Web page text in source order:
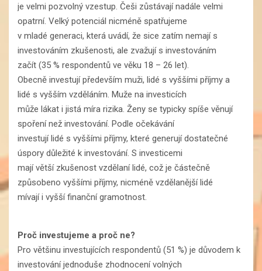
je velmi pozvolný vzestup. Češi zůstávají nadále velmi
opatrní. Velký potenciál nicméně spatřujeme
v mladé generaci, která uvádí, že sice zatím nemají s
investováním zkušenosti, ale zvažují s investováním
začít (35 % respondentů ve věku 18 – 26 let).
Obecně investují především muži, lidé s vyššími příjmy a
lidé s vyšším vzděláním. Muže na investicích
může lákat i jistá míra rizika. Ženy se typicky spíše věnují
spoření než investování. Podle očekávání
investují lidé s vyššími příjmy, které generují dostatečné
úspory důležité k investování. S investicemi
mají větší zkušenost vzdělaní lidé, což je částečně
způsobeno vyššími příjmy, nicméně vzdělanější lidé
mívají i vyšší finanční gramotnost.
Proč investujeme a proč ne?
Pro většinu investujících respondentů (51 %) je důvodem k
investování jednoduše zhodnocení volných